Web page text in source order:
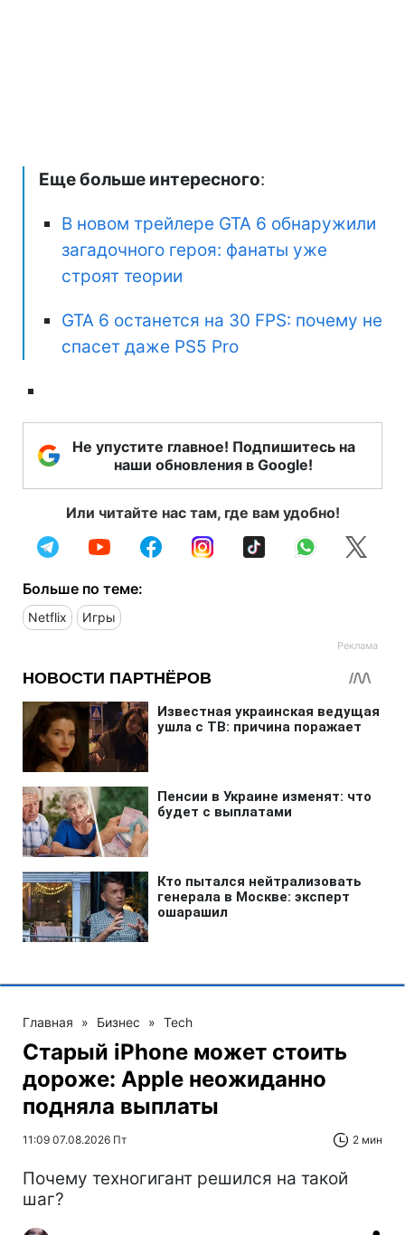
Еще больше интересного:
В новом трейлере GTA 6 обнаружили
загадочного героя: фанаты уже
строят теории
GTA 6 останется на 30 FPS: почему не
спасет даже PS5 Pro
Не упустите главное! Подпишитесь на
наши обновления в Google!
Или читайте нас там, где вам удобно!
Больше по теме:
Netflix Игры
Главная » Бизнес » Tech
Старый iPhone может стоить
дороже: Apple неожиданно
подняла выплаты
11:09 07.08.2026 Пт 2 мин
Почему техногигант решился на такой
шаг?